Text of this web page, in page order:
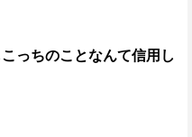
っちのことなんて信用し